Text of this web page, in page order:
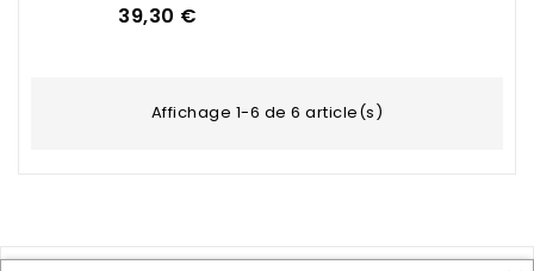
Prix
39,30 €
Affichage 1-6 de 6 article(s)